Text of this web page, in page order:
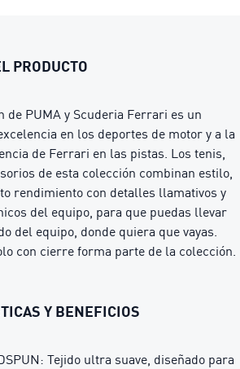
PRODUCTO
de PUMA y Scuderia Ferrari es un
en los deportes de motor y a la
de Ferrari en las pistas. Los tenis,
de esta colección combinan estilo,
rendimiento con detalles llamativos y
del equipo, para que puedas llevar
del equipo, donde quiera que vayas.
con cierre forma parte de la colección.
Y BENEFICIOS
Tejido ultra suave, diseñado para